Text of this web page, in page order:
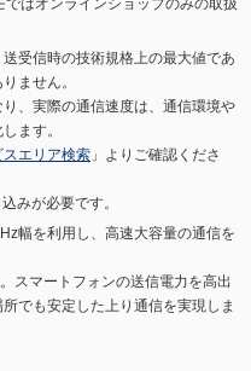
はオンラインショップのみの取扱
受信時の技術規格上の最大値であ
ません。
、実際の通信速度は、通信環境や
ます。
スエリア検索 」よりご確認くださ
みが必要です。
幅を利用し、高速大容量の通信を
スマートフォンの送信電力を高出
でも安定した上り通信を実現しま